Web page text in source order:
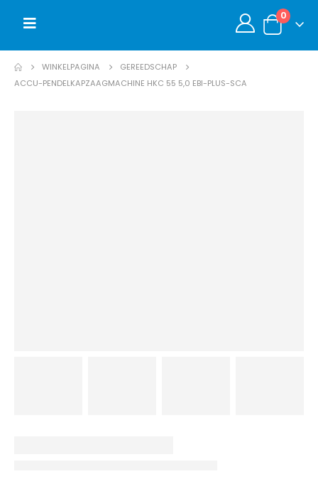
0
WINKELPAGINA
GEREEDSCHAP
ACCU-PENDELKAPZAAGMACHINE HKC 55 5,0 EBI-PLUS-SCA